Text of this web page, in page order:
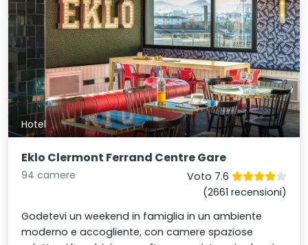
Hotel
Eklo Clermont Ferrand Centre Gare
94 camere
Voto 7.6
(2661 recensioni)
Godetevi un weekend in famiglia in un ambiente
moderno e accogliente, con camere spaziose